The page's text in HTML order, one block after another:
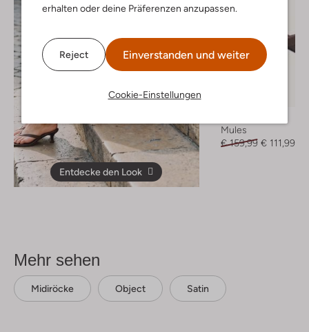
erhalten oder deine Präferenzen anzupassen.
Reject Einverstanden und weiter
Cookie-Einstellungen
Entdecke den Look
Mules
€ 159,99 € 111,99
Mehr sehen
Midiröcke Object Satin